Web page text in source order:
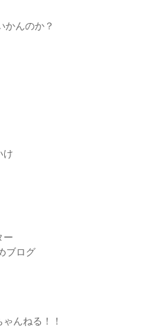
かんのか？
け
ー
ブログ
んねる！！